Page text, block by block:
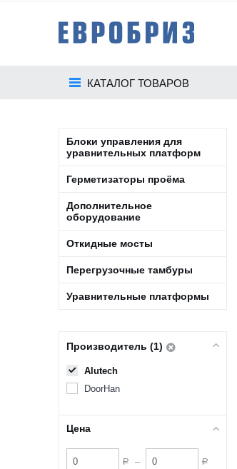
КАТАЛОГ ТОВАРОВ
Блоки управления для
уравнительных платформ
Герметизаторы проёма
Дополнительное
оборудование
Откидные мосты
Перегрузочные тамбуры
Уравнительные платформы
Производитель (1)
Alutech
DoorHan
Цена
Р – Р